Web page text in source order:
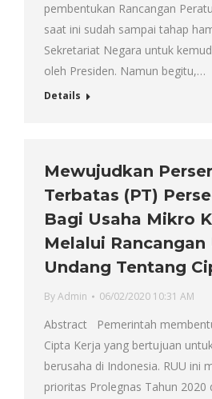
pembentukan Rancangan
saat ini sudah sampai tahap
Sekretariat Negara untuk
oleh Presiden. Namun begitu,…
Details
Mewujudkan
Terbatas (PT)
Bagi Usaha Mikro
Melalui Rancangan
Undang Tentang
ByAdmin 06/02/2020 10:31 AM
Abstract Pemerintah
Cipta Kerja yang bertujuan
berusaha di Indonesia. RUU ini
prioritas Prolegnas Tahun 2020